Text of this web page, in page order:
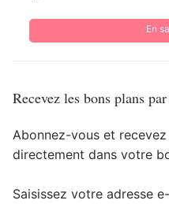
En
Recevez les bons plans
Abonnez-vous et
directement dans votre
Saisissez votre adresse